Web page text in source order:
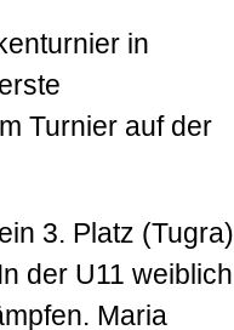
in
Turnier auf der
3. Platz (Tugra)
der U11 weiblich
Maria